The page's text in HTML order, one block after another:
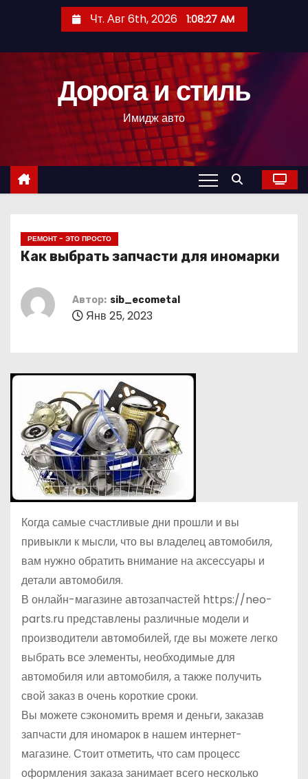
с
Чт. Авг 6th, 2026 1:08:28 AM
Дорога и стиль
Имидж авто
РЕМОНТ - ЭТО ПРОСТО
Как выбрать запчасти для иномарки
Автор: sib_ecometal
Янв 25, 2023
Когда самые счастливые дни прошли и вы
привыкли к мысли, что вы владелец автомобиля,
вам нужно обратить внимание на аксессуары и
детали автомобиля.
В онлайн-магазине автозапчастей https://neo-
parts.ru представлены различные модели и
производители автомобилей, где вы можете легко
выбрать все элементы, необходимые для
автомобиля или автомобиля, а также получить
свой заказ в очень короткие сроки.
Вы можете сэкономить время и деньги, заказав
запчасти для иномарок в нашем интернет-
магазине. Стоит отметить, что сам процесс
оформления заказа занимает всего несколько